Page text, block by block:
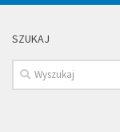
SZUKAJ